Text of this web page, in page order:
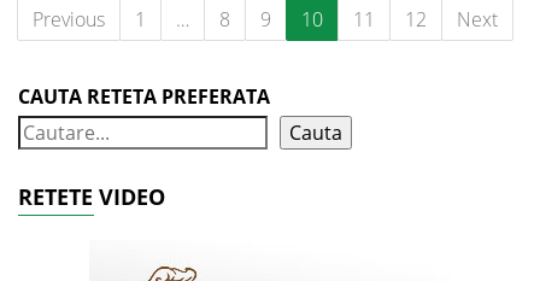
Previous 1 … 8 9 10 11 12 Next
CAUTA RETETA PREFERATA
Cauta
RETETE VIDEO